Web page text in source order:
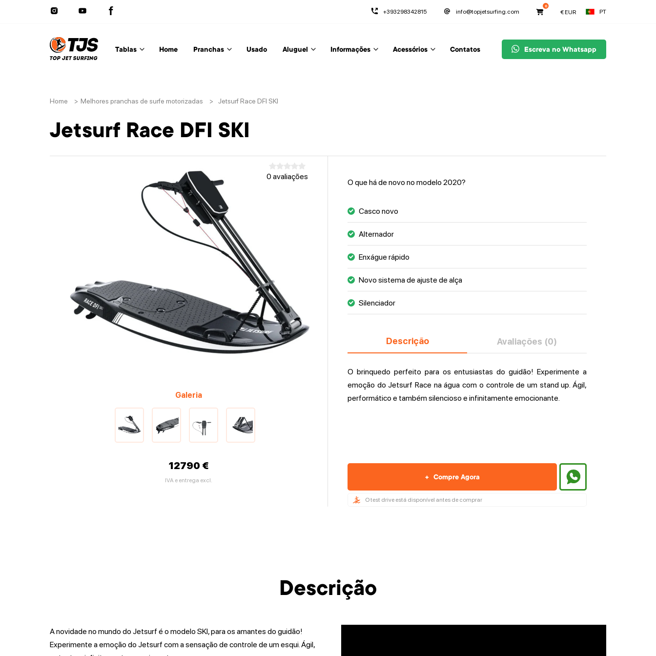
+393298342815 info@topjetsurfing.com
0
€EUR PT
Tablas Home Pranchas Usado Aluguel Informações Acessórios Contatos Escreva no Whatsapp
Home > Melhores pranchas de surfe motorizadas > Jetsurf Race DFI SKI
Jetsurf Race DFI SKI
0 avaliações
Galeria
12790 €
IVA e entrega excl.
O que há de novo no modelo 2020?
Casco novo
Alternador
Enxágue rápido
Novo sistema de ajuste de alça
Silenciador
Descrição Avaliações (0)
O brinquedo perfeito para os entusiastas do guidão! Experimente a
emoção do Jetsurf Race na água com o controle de um stand up. Ágil,
performático e também silencioso e infinitamente emocionante.
+ Compre Agora
O test drive está disponível antes de comprar
Descrição
A novidade no mundo do Jetsurf é o modelo SKI, para os amantes do guidão!
Experimente a emoção do Jetsurf com a sensação de controle de um esqui. Ágil,